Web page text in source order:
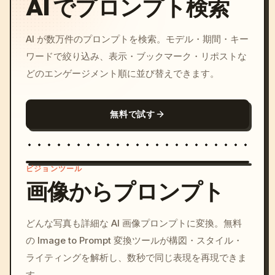
AI でプロンプト検索
AI が数万件のプロンプトを検索。モデル・期間・キー
ワードで絞り込み、表示・ブックマーク・リポストな
どのエンゲージメント順に並び替えできます。
無料で試す
c, cyberpunk sunset, neon
colors, 8k --v 6.0
ビジョンツール
画像からプロンプト
どんな写真も詳細な AI 画像プロンプトに変換。無料
の Image to Prompt 変換ツールが構図・スタイル・
ライティングを解析し、数秒で同じ表現を再現できま